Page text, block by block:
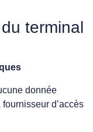
terminal
donnée
d’accès